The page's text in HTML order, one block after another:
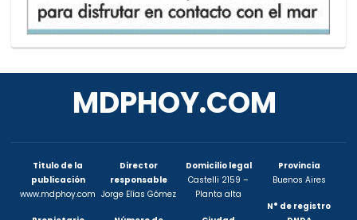
MDPHOY.COM
Titulo de la
publicación
www.mdphoy.com
Director
responsable
Jorge Elías Gómez
Domicilio legal
Castelli 2159 –
Planta alta
Provincia
Buenos Aires
N° de registro